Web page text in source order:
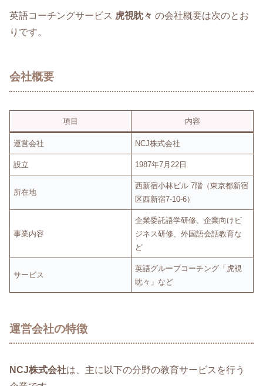
英語コーチングサービス 虎視眈々 の会社概要は次のとお
りです。
会社概要
項目 内容
運営会社 NCJ株式会社
設立 1987年7月22日
所在地
西新宿小林ビル 7階（東京都新宿
区西新宿7-10-6）
事業内容
企業委託語学研修、企業向けビ
ジネス研修、外国語会話教育な
ど
サービス
英語グループコーチング「虎視
眈々」など
運営会社の特徴
NCJ株式会社は、主に以下の分野の教育サービスを行う